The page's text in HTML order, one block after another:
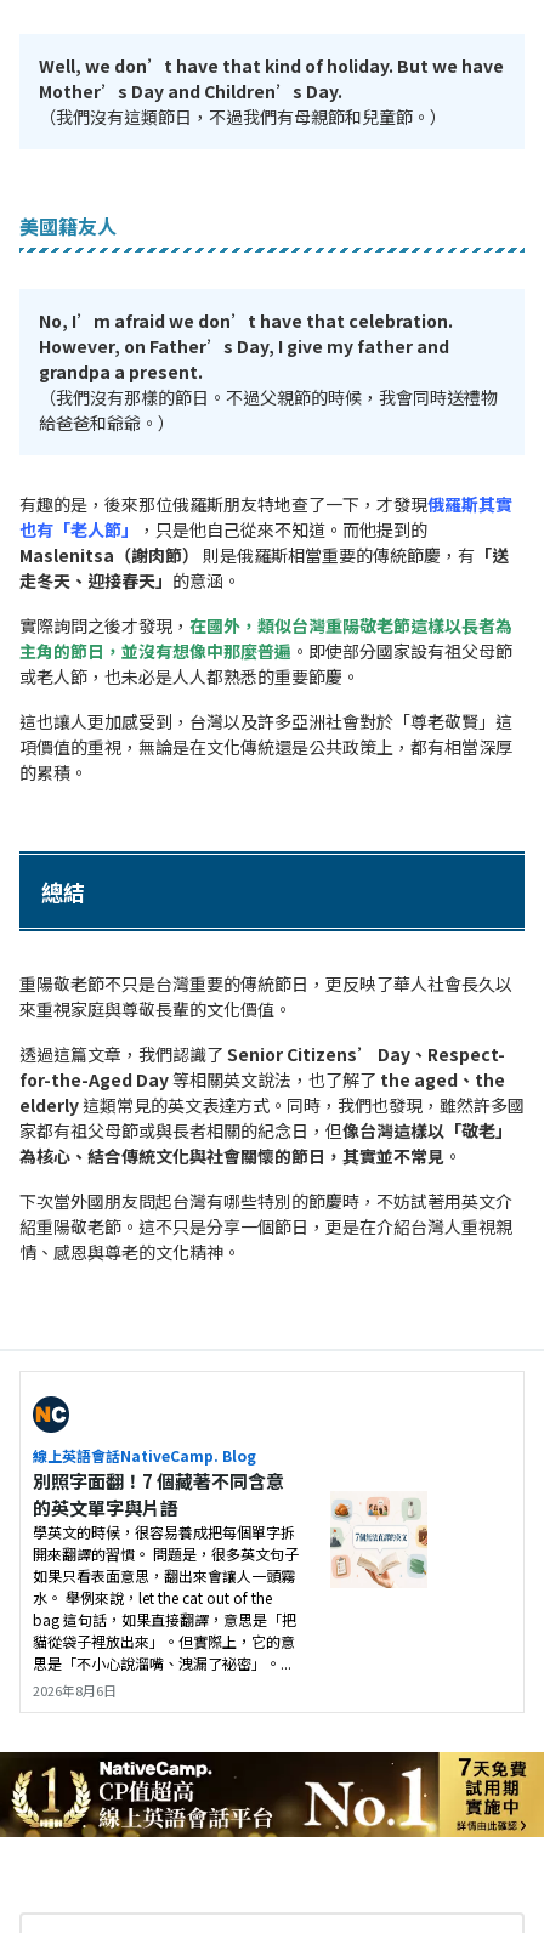
Well, we don’t have that kind of holiday. But we have
Mother’s Day and Children’s Day.
（我們沒有這類節日，不過我們有母親節和兒童節。）
美國籍友人
No, I’m afraid we don’t have that celebration.
However, on Father’s Day, I give my father and
grandpa a present.
（我們沒有那樣的節日。不過父親節的時候，我會同時送禮物
給爸爸和爺爺。）
有趣的是，後來那位俄羅斯朋友特地查了一下，才發現俄羅斯其實
也有「老人節」
，只是他自己從來不知道。而他提到的
Maslenitsa（謝肉節） 則是俄羅斯相當重要的傳統節慶，有 「送
走冬天、迎接春天」 的意涵。
實際詢問之後才發現， 在國外，類似台灣重陽敬老節這樣以長者為
主角的節日，並沒有想像中那麼普遍 。即使部分國家設有祖父母節
或老人節，也未必是人人都熟悉的重要節慶。
這也讓人更加感受到，台灣以及許多亞洲社會對於「尊老敬賢」這
項價值的重視，無論是在文化傳統還是公共政策上，都有相當深厚
的累積。
總結
重陽敬老節不只是台灣重要的傳統節日，更反映了華人社會長久以
來重視家庭與尊敬長輩的文化價值。
透過這篇文章，我們認識了 Senior Citizens’ Day、Respect-
for-the-Aged Day等相關英文說法，也了解了 the aged、the
elderly這類常見的英文表達方式。同時，我們也發現，雖然許多國
家都有祖父母節或與長者相關的紀念日，但像台灣這樣以「敬老」
為核心、結合傳統文化與社會關懷的節日，其實並不常見 。
下次當外國朋友問起台灣有哪些特別的節慶時，不妨試著用英文介
紹重陽敬老節。這不只是分享一個節日，更是在介紹台灣人重視親
情、感恩與尊老的文化精神。
線上英語會話NativeCamp. Blog
別照字面翻！7 個藏著不同含意
的英文單字與片語
學英文的時候，很容易養成把每個單字拆
開來翻譯的習慣。 問題是，很多英文句子
如果只看表面意思，翻出來會讓人一頭霧
水。 舉例來說，let the cat out of the
bag 這句話，如果直接翻譯，意思是「把
貓從袋子裡放出來」。但實際上，它的意
思是「不小心說溜嘴、洩漏了祕密」。...
2026年8月6日